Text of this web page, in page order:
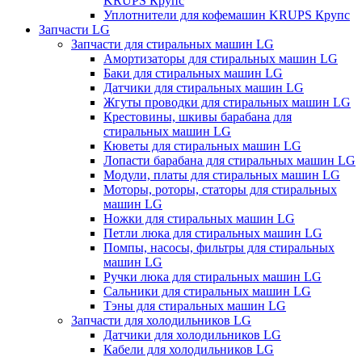
Уплотнители для кофемашин KRUPS Крупс
Запчасти LG
Запчасти для стиральных машин LG
Амортизаторы для стиральных машин LG
Баки для стиральных машин LG
Датчики для стиральных машин LG
Жгуты проводки для стиральных машин LG
Крестовины, шкивы барабана для
стиральных машин LG
Кюветы для стиральных машин LG
Лопасти барабана для стиральных машин LG
Модули, платы для стиральных машин LG
Моторы, роторы, статоры для стиральных
машин LG
Ножки для стиральных машин LG
Петли люка для стиральных машин LG
Помпы, насосы, фильтры для стиральных
машин LG
Ручки люка для стиральных машин LG
Сальники для стиральных машин LG
Тэны для стиральных машин LG
Запчасти для холодильников LG
Датчики для холодильников LG
Кабели для холодильников LG